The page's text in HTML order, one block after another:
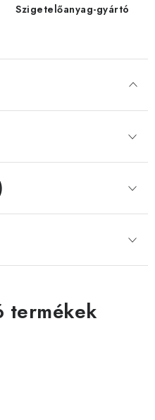
Szigetelőanyag-gyártó
termékek